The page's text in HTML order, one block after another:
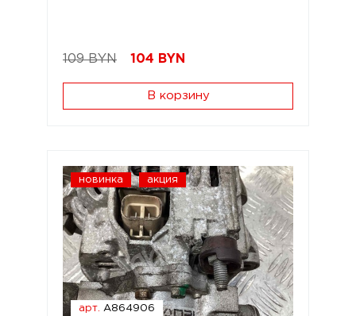
109 BYN 104 BYN
В корзину
новинка акция
арт. A864906